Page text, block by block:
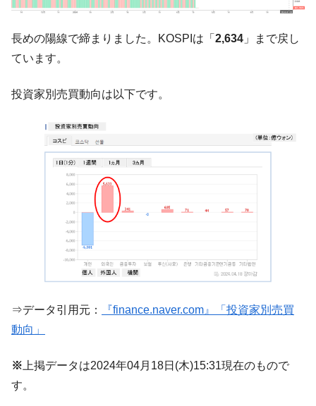
「KDDX」1番艦、2032年竣工と公示
『Money1』
【対日本円】ウォン安が急進！ 日米の協調
に韓国がいっちょがみしたのでは。
は韓国で『BYD』車は売れている。6カ月で対前年同期比
1.9倍！
『Money1』
在韓米国大使スティールが着韓！⇒ さっそ
く空港に詰めかけ「出て行け！」「極右勢力」のプラカー
ドを掲げる「在韓反米勢力」
『Money1』
韓国政府「2035年までに18.4GW規模のAIデ
ータセンター整備」⇒ だから無理だってば。
『Money1』
JPモルガン「韓国レバレッジETFの清算は
ほぼ終わった」
『Money1』
韓国『国民年金公団』株価暴落で200兆蒸
ャンペーン」⇒ あの名物教授も登場！
『Money1』
『Money1』
韓国鉄鋼最大手『POSCO』ズブズブ沈む。
営業利益80.2％も減少
長めの陽線で締まりました。KOSPIは「 2,634 」まで戻し
ています。
投資家別売買動向は以下です。
⇒データ引用元：
『finance.naver.com』「投資家別売買
動向」
※ 上掲データは2024年04月18日(木)15:31現在のもので
す。